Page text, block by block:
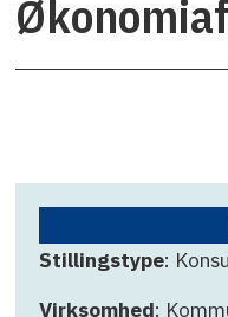
Stillingstype:
Virksomhed: